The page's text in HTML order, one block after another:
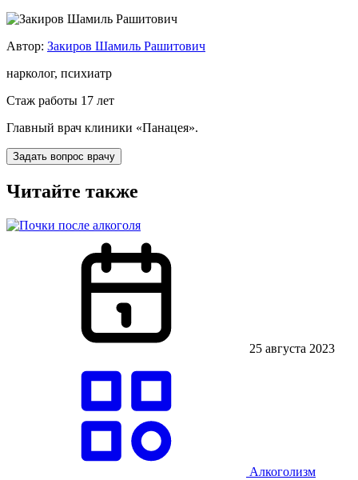
Автор: Закиров Шамиль Рашитович
нарколог, психиатр
Стаж работы 17 лет
Главный врач клиники «Панацея».
Задать вопрос врачу
Читайте также
25 августа 2023
Алкоголизм